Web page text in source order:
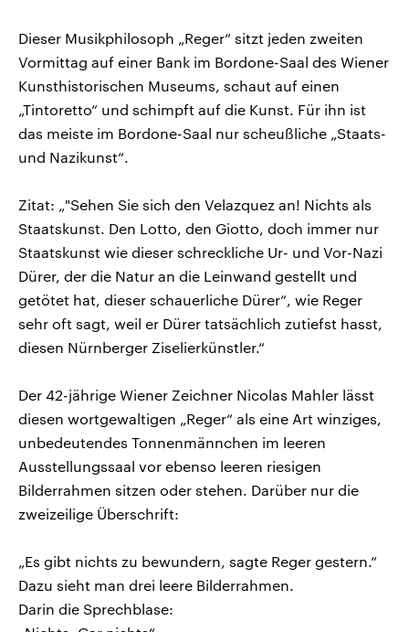
Dieser Musikphilosoph „Reger“ sitzt jeden zweiten
Vormittag auf einer Bank im Bordone-Saal des Wiener
Kunsthistorischen Museums, schaut auf einen
„Tintoretto“ und schimpft auf die Kunst. Für ihn ist
das meiste im Bordone-Saal nur scheußliche „Staats-
und Nazikunst“.
Zitat: „"Sehen Sie sich den Velazquez an! Nichts als
Staatskunst. Den Lotto, den Giotto, doch immer nur
Staatskunst wie dieser schreckliche Ur- und Vor-Nazi
Dürer, der die Natur an die Leinwand gestellt und
getötet hat, dieser schauerliche Dürer“, wie Reger
sehr oft sagt, weil er Dürer tatsächlich zutiefst hasst,
diesen Nürnberger Ziselierkünstler.“
Der 42-jährige Wiener Zeichner Nicolas Mahler lässt
diesen wortgewaltigen „Reger“ als eine Art winziges,
unbedeutendes Tonnenmännchen im leeren
Ausstellungssaal vor ebenso leeren riesigen
Bilderrahmen sitzen oder stehen. Darüber nur die
zweizeilige Überschrift:
„Es gibt nichts zu bewundern, sagte Reger gestern.“
Dazu sieht man drei leere Bilderrahmen.
Darin die Sprechblase: